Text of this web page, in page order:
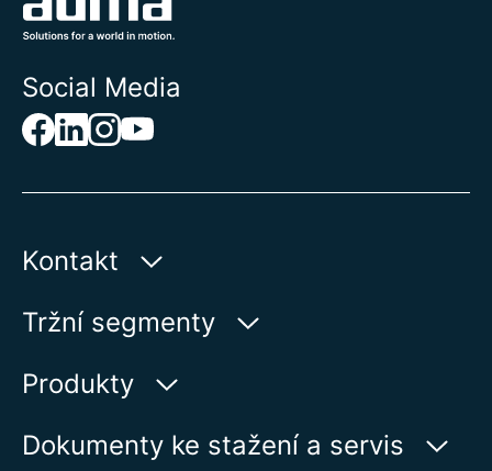
Social Media
Kontakt
AUMA Riester
Aumastr 1
79379 Muellheim | Germany
Zobrazit na kartě
Tržní segmenty
Voda
Výroba elektrické energie
Produkty
Vyhledávač výrobků
Dokumenty ke stažení a servis